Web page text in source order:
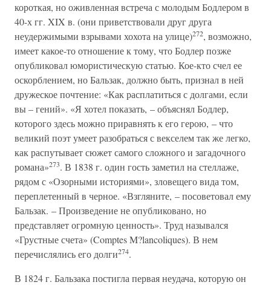
короткая, но оживленная встреча с молодым Бодлером в
40-х гг. XIX в. (они приветствовали друг друга
неудержимыми взрывами хохота на улице)272, возможно,
имеет какое-то отношение к тому, что Бодлер позже
опубликовал юмористическую статью. Кое-кто счел ее
оскорблением, но Бальзак, должно быть, признал в ней
дружеское почтение: «Как расплатиться с долгами, если
вы – гений». «Я хотел показать, – объяснял Бодлер,
которого здесь можно приравнять к его герою, – что
великий поэт умеет разобраться с векселем так же легко,
как распутывает сюжет самого сложного и загадочного
романа»273. В 1838 г. один гость заметил на стеллаже,
рядом с «Озорными историями», зловещего вида том,
переплетенный в черное. «Взгляните, – посоветовал ему
Бальзак. – Произведение не опубликовано, но
представляет огромную ценность». Труд назывался
«Грустные счета» (Comptes M?lancoliques). В нем
перечислялись его долги274.
В 1824 г. Бальзака постигла первая неудача, которую он